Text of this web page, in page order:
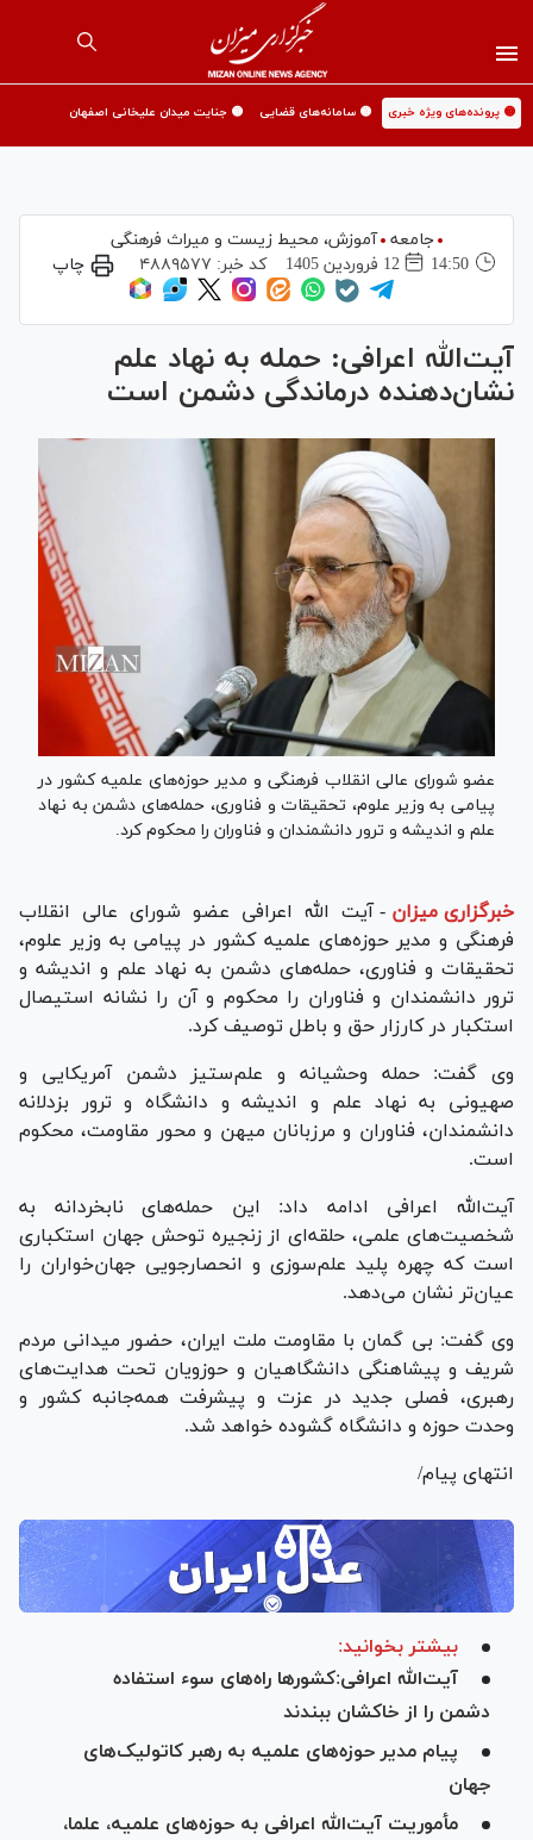
🟡 پرونده‌های ویژه خبری 🟡 سامانه‌های قضایی 🟡 جنایت میدان علیخانی اصفهان
جامعه
آموزش،‌ محیط زیست و میراث فرهنگی
14:50
12 فروردين 1405 کد خبر: ۴۸۸۹۵۷۷ چاپ
آیت‌الله اعرافی: حمله به نهاد علم
نشان‌دهنده درماندگی دشمن است
عضو شورای عالی انقلاب فرهنگی و مدیر حوزه‌های علمیه کشور در
پیامی به وزیر علوم، تحقیقات و فناوری، حمله‌های دشمن به نهاد
علم و اندیشه و ترور دانشمندان و فناوران را محکوم کرد.
خبرگزاری میزان - آیت الله اعرافی عضو شورای عالی انقلاب
فرهنگی و مدیر حوزه‌های علمیه کشور در پیامی به وزیر علوم،
تحقیقات و فناوری، حمله‌های دشمن به نهاد علم و اندیشه و
ترور دانشمندان و فناوران را محکوم و آن را نشانه استیصال
استکبار در کارزار حق و باطل توصیف کرد.
وی گفت: حمله وحشیانه و علم‌ستیز دشمن آمریکایی و
صهیونی به نهاد علم و اندیشه و دانشگاه و ترور بزدلانه
دانشمندان، فناوران و مرزبانان میهن و محور مقاومت، محکوم
است.
آیت‌الله اعرافی ادامه داد: این حمله‌های نابخردانه به
شخصیت‌های علمی، حلقه‌ای از زنجیره توحش جهان استکباری
است که چهره پلید علم‌سوزی و انحصارجویی جهان‌خواران را
عیان‌تر نشان می‌دهد.
وی گفت: بی ‎‌گمان با مقاومت ملت ایران، حضور میدانی مردم
شریف و پیشاهنگی دانشگاهیان و حوزویان تحت هدایت‌های
رهبری، فصلی جدید در عزت و پیشرفت همه‌جانبه کشور و
وحدت حوزه و دانشگاه گشوده خواهد شد.
انتهای پیام/
بیشتر بخوانید:
آیت‌الله اعرافی:کشور‌ها راه‌های سوء استفاده
دشمن را از خاکشان ببندند
پیام مدیر حوزه‌های علمیه به رهبر کاتولیک‌های
جهان
مأموریت آیت‌الله اعرافی به حوزه‌های علمیه، علما،